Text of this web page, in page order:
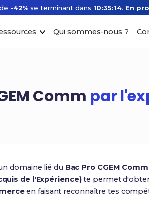
-42% se terminant dans 10:35:13. En
Qui sommes-nous ?
Comm par
domaine lié du Bac Pro CGEM Comm
de l'Expérience)te permet
en faisant reconnaître tes